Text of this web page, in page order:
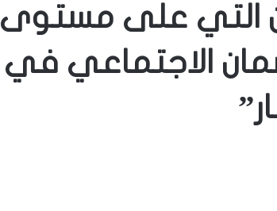
التي على مستوى
الاجتماعي في